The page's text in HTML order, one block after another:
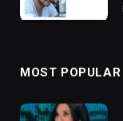
MOST POPULAR